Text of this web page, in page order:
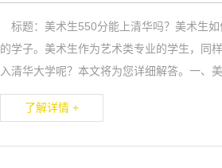
标题：美术生550分能上清华吗？美术生
的学子。美术生作为艺术类专业的学生，同
入清华大学呢？本文将为您详细解答。一、
了解详情 +